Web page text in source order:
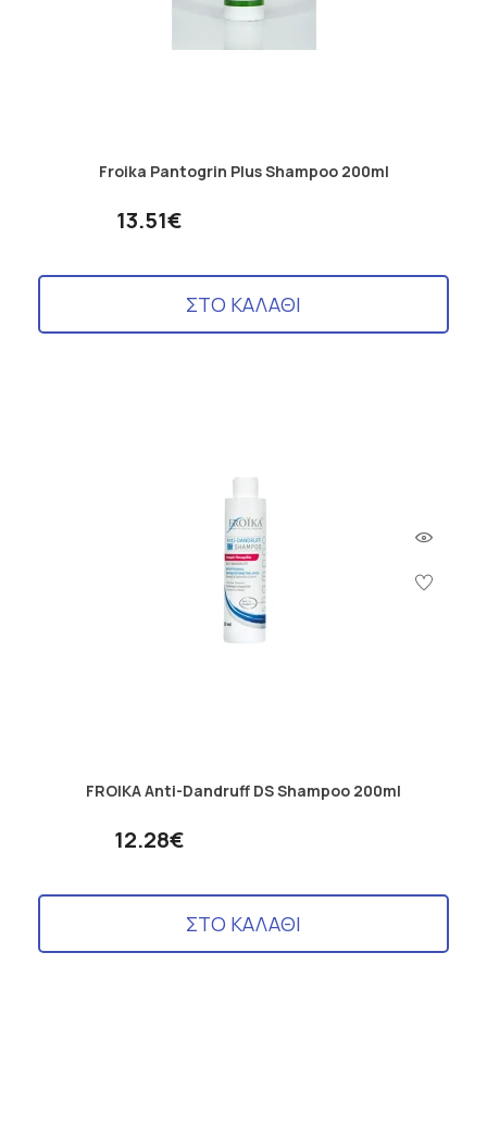
Froika Pantogrin Plus Shampoo 200ml
13.51€
ΣΤΟ ΚΑΛΑΘΙ
FROIKA Anti-Dandruff DS Shampoo 200ml
12.28€
ΣΤΟ ΚΑΛΑΘΙ